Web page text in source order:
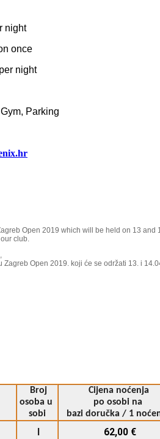
night
once
night
Parking
Open 2019 which will be held on 13 and
club.
Open 2019. koji će se održati 13. i
Broj
osoba u
sobi
Cijena noćenja
po osobi na
bazi doručka / 1
62,00 €